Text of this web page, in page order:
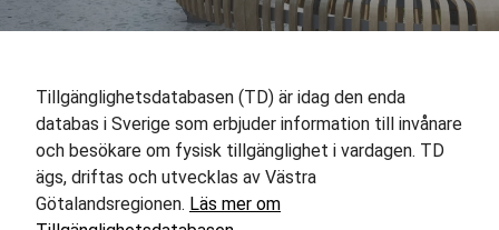
Tillgänglighetsdatabasen (TD) är idag den enda
databas i Sverige som erbjuder information till invånare
och besökare om fysisk tillgänglighet i vardagen. TD
ägs, driftas och utvecklas av Västra
Götalandsregionen. Läs mer om